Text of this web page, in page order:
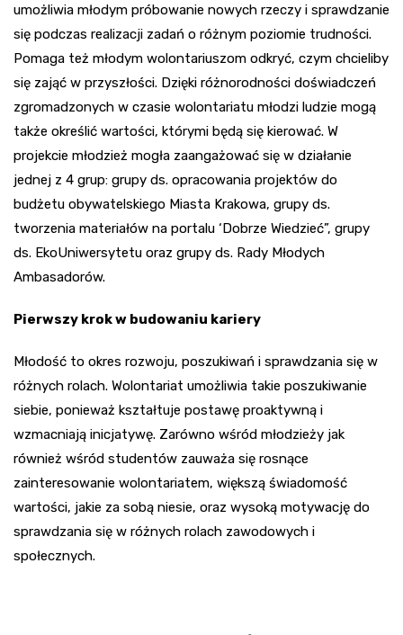
umożliwia młodym próbowanie nowych rzeczy i sprawdzanie
się podczas realizacji zadań o różnym poziomie trudności.
Pomaga też młodym wolontariuszom odkryć, czym chcieliby
się zająć w przyszłości. Dzięki różnorodności doświadczeń
zgromadzonych w czasie wolontariatu młodzi ludzie mogą
także określić wartości, którymi będą się kierować. W
projekcie młodzież mogła zaangażować się w działanie
jednej z 4 grup: grupy ds. opracowania projektów do
budżetu obywatelskiego Miasta Krakowa, grupy ds.
tworzenia materiałów na portalu ‘Dobrze Wiedzieć”, grupy
ds. EkoUniwersytetu oraz grupy ds. Rady Młodych
Ambasadorów.
Pierwszy krok w budowaniu kariery
Młodość to okres rozwoju, poszukiwań i sprawdzania się w
różnych rolach. Wolontariat umożliwia takie poszukiwanie
siebie, ponieważ kształtuje postawę proaktywną i
wzmacniają inicjatywę. Zarówno wśród młodzieży jak
również wśród studentów zauważa się rosnące
zainteresowanie wolontariatem, większą świadomość
wartości, jakie za sobą niesie, oraz wysoką motywację do
sprawdzania się w różnych rolach zawodowych i
społecznych.